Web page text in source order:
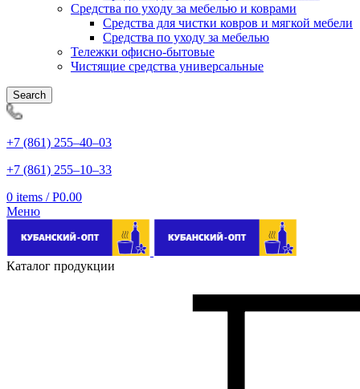
Средства по уходу за мебелью и коврами
Средства для чистки ковров и мягкой мебели
Средства по уходу за мебелью
Тележки офисно-бытовые
Чистящие средства универсальные
Search
+7 (861) 255‒40‒03
+7 (861) 255‒10‒33
0 items / Р0.00
Меню
Каталог продукции